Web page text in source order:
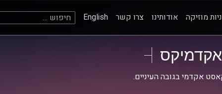
מוזיקה אודותינו צרו קשר English חיפוש:
אקדמיקס
אקדמי בגובה העיניים.